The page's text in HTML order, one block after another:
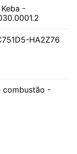
-
HA2Z76
combustão -